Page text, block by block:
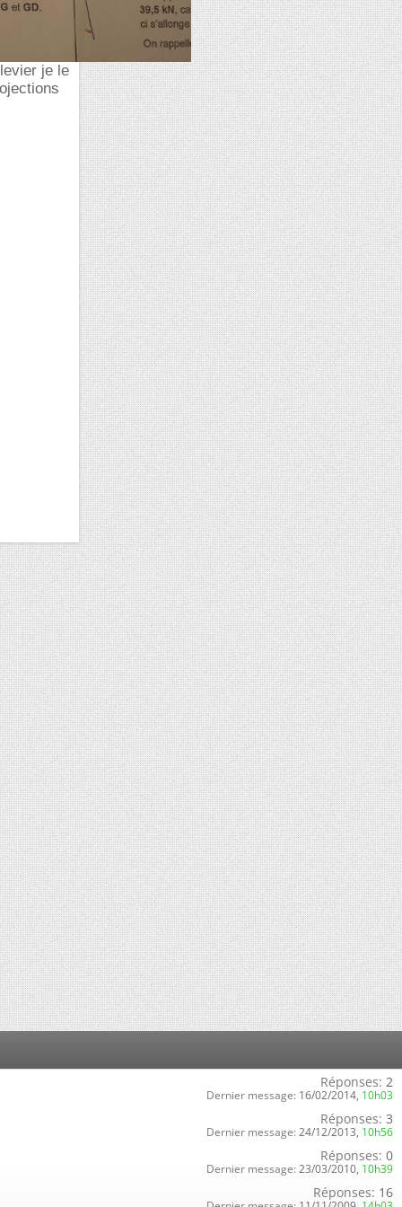
je le
Réponses: 2
Dernier message: 16/02/2014, 10h03
Réponses: 3
Dernier message: 24/12/2013, 10h56
Réponses: 0
Dernier message: 23/03/2010, 10h39
Réponses: 16